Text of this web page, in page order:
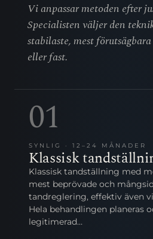
Vi anpassar metoden efter
Specialisten väljer den
stabilaste, mest
eller fast.
01
SYNLIG · 12–24 MÅNADER
Klassisk
Klassisk tandställning med
mest beprövade och
tandreglering, effektiv även
Hela behandlingen planeras
legitimerad…